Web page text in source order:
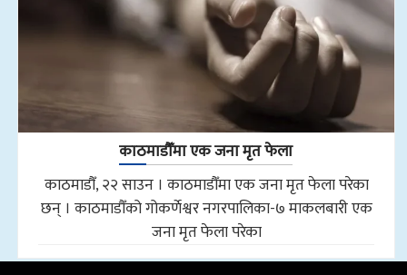
काठमाडौँमा एक जना मृत फेला
काठमाडौँ, २२ साउन । काठमाडौँमा एक जना मृत फेला परेका
छन् । काठमाडौँको गोकर्णेश्वर नगरपालिका-७ माकलबारी एक
जना मृत फेला परेका